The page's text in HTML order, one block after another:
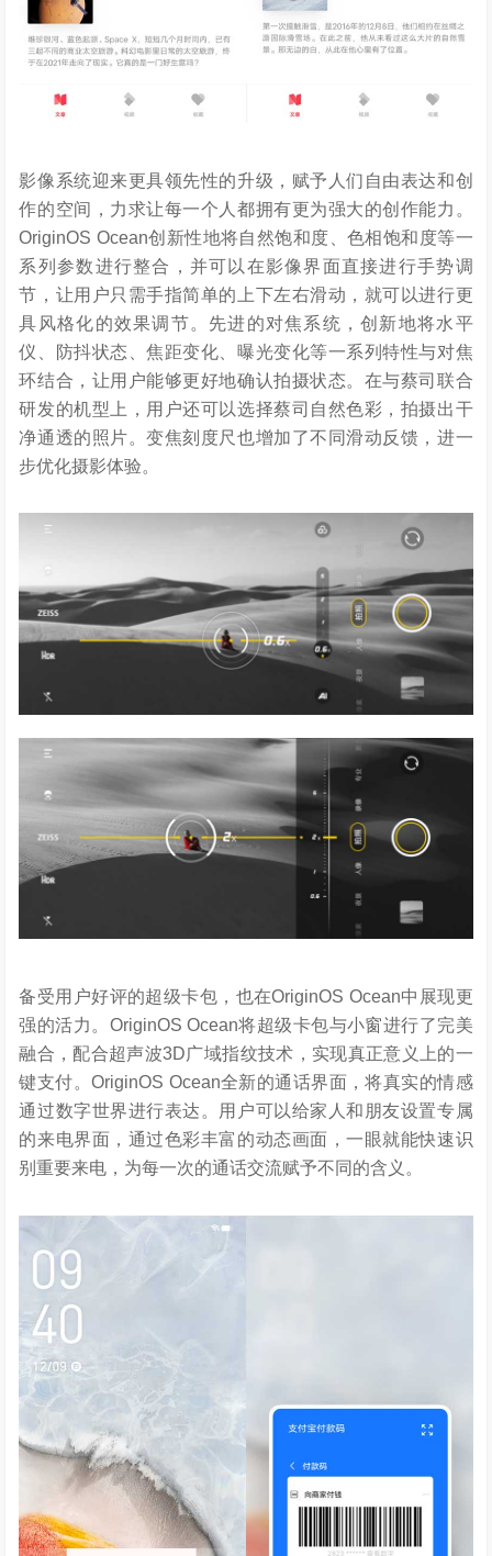
影像系统迎来更具领先性的升级，赋予人们自由表达和创
作的空间，力求让每一个人都拥有更为强大的创作能力。
OriginOS Ocean创新性地将自然饱和度、色相饱和度等一
系列参数进行整合，并可以在影像界面直接进行手势调
节，让用户只需手指简单的上下左右滑动，就可以进行更
具风格化的效果调节。先进的对焦系统，创新地将水平
仪、防抖状态、焦距变化、曝光变化等一系列特性与对焦
环结合，让用户能够更好地确认拍摄状态。在与蔡司联合
研发的机型上，用户还可以选择蔡司自然色彩，拍摄出干
净通透的照片。变焦刻度尺也增加了不同滑动反馈，进一
步优化摄影体验。
备受用户好评的超级卡包，也在OriginOS Ocean中展现更
强的活力。OriginOS Ocean将超级卡包与小窗进行了完美
融合，配合超声波3D广域指纹技术，实现真正意义上的一
键支付。OriginOS Ocean全新的通话界面，将真实的情感
通过数字世界进行表达。用户可以给家人和朋友设置专属
的来电界面，通过色彩丰富的动态画面，一眼就能快速识
别重要来电，为每一次的通话交流赋予不同的含义。